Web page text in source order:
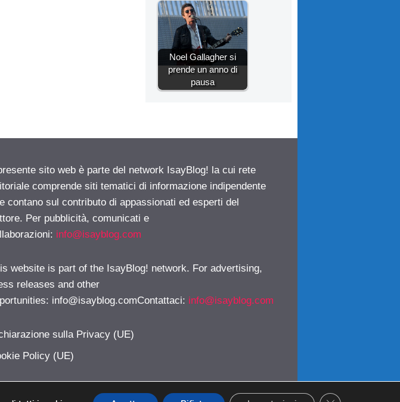
Noel Gallagher si
prende un anno di
pausa
presente sito web è parte del network IsayBlog! la cui rete
comprende siti tematici di informazione indipendente
contano sul contributo di appassionati ed esperti del
Per pubblicità, comunicati e
info@isayblog.com
website is part of the IsayBlog! network. For advertising,
releases and other
info@isayblog.comContattaci: info@isayblog.com
sulla Privacy (UE)
Policy (UE)